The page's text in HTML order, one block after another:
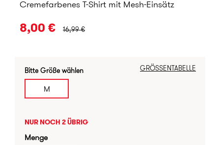
Cremefarbenes T-Shirt mit Mesh-Einsätz
8,00 € URSPRÜNGLICHER PREIS:
16,99 €
GRÖSSENTABELLE
Bitte Größe wählen
M
NUR NOCH 2 ÜBRIG
Menge